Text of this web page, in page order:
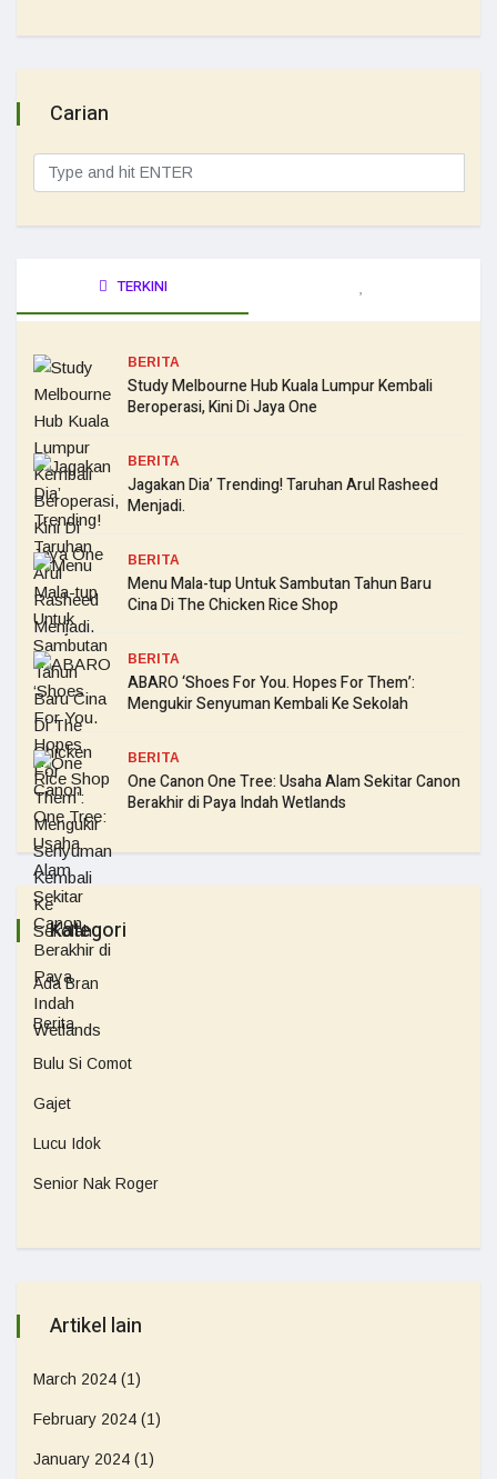
Carian
TERKINI
BERITA
Study Melbourne Hub Kuala Lumpur Kembali
Beroperasi, Kini Di Jaya One
BERITA
Jagakan Dia’ Trending! Taruhan Arul Rasheed
Menjadi.
BERITA
Menu Mala-tup Untuk Sambutan Tahun Baru
Cina Di The Chicken Rice Shop
BERITA
ABARO ‘Shoes For You. Hopes For Them’:
Mengukir Senyuman Kembali Ke Sekolah
BERITA
One Canon One Tree: Usaha Alam Sekitar Canon
Berakhir di Paya Indah Wetlands
Kategori
Ada Bran
Berita
Bulu Si Comot
Gajet
Lucu Idok
Senior Nak Roger
Artikel lain
March 2024 (1)
February 2024 (1)
January 2024 (1)